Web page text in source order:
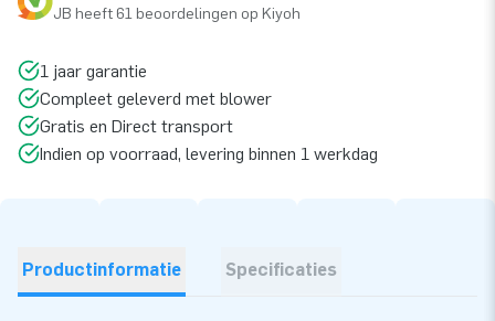
JB heeft 61 beoordelingen op Kiyoh
1 jaar garantie
Compleet geleverd met blower
Gratis en Direct transport
Indien op voorraad, levering binnen 1 werkdag
Productinformatie Specificaties